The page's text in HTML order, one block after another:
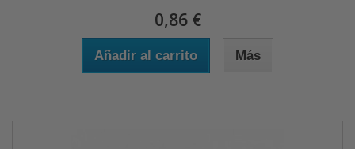
0,86 €
Añadir al carrito Más